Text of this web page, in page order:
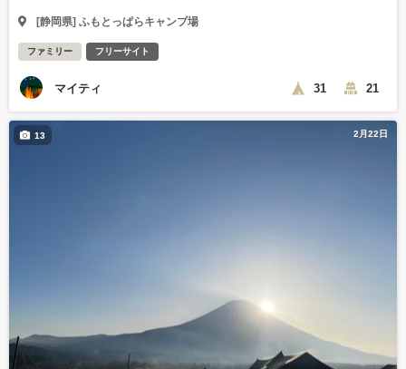
[静岡県] ふもとっぱらキャンプ場
ファミリー フリーサイト
マイティ 31 21
2月22日
13